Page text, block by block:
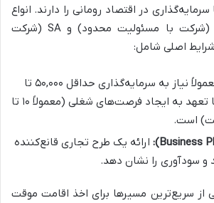
در اقتصاد رومانی را دارند. انواع
شرکت‌ها شامل SRL (شرکت با مسئولیت محدود) و SA (شرکت
اصلی شامل:
معمولاً نیاز به سرمایه‌گذاری حداقل ۵۰,۰۰۰ تا
۱۰۰,۰۰۰ یورو و/یا تعهد به ایجاد فرصت‌های شغلی (معمولاً ۱۰ تا
ارائه یک طرح تجاری قانع‌کننده
و سودآوری را نشان دهد.
از سریع‌ترین مسیرها برای اخذ اقامت موقت